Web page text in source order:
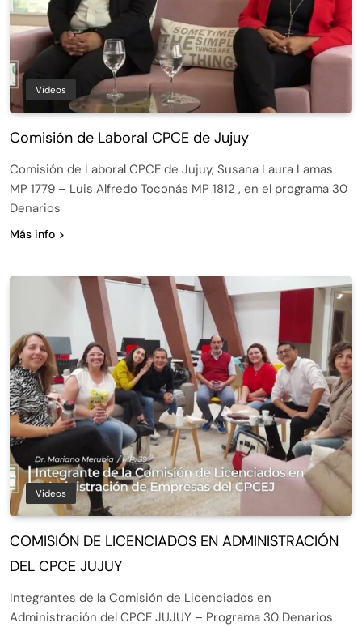
Videos
Comisión de Laboral CPCE de Jujuy
Comisión de Laboral CPCE de Jujuy, Susana Laura Lamas
MP 1779 – Luis Alfredo Toconás MP 1812 , en el programa 30
Denarios
Más info
Videos
COMISIÓN DE LICENCIADOS EN ADMINISTRACIÓN
DEL CPCE JUJUY
Integrantes de la Comisión de Licenciados en
Administración del CPCE JUJUY – Programa 30 Denarios